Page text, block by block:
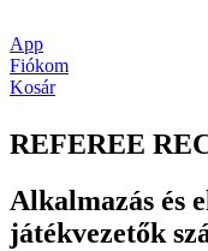
App
Fiókom
Kosár
REFEREE
Alkalmazás és
játékvezetők